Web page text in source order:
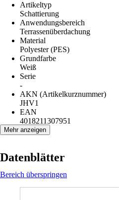
Artikeltyp
Schattierung
Anwendungsbereich
Terrassenüberdachung
Material
Polyester (PES)
Grundfarbe
Weiß
Serie
-
AKN (Artikelkurznummer)
JHV1
EAN
4018211307951
Mehr anzeigen
Datenblätter
Bereich überspringen